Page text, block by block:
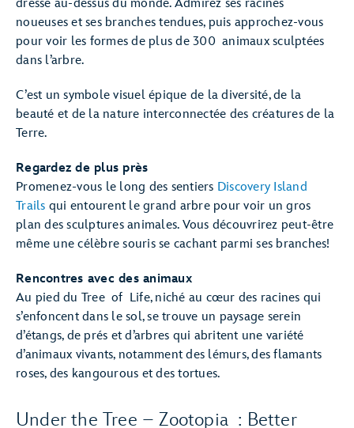
dresse au-dessus du monde. Admirez ses racines
noueuses et ses branches tendues, puis approchez-vous
pour voir les formes de plus de 300 animaux sculptées
dans l’arbre.
C’est un symbole visuel épique de la diversité, de la
beauté et de la nature interconnectée des créatures de la
Terre.
Regardez de plus près
Promenez-vous le long des sentiers Discovery Island
Trails qui entourent le grand arbre pour voir un gros
plan des sculptures animales. Vous découvrirez peut-être
même une célèbre souris se cachant parmi ses branches!
Rencontres avec des animaux
Au pied du Tree of Life, niché au cœur des racines qui
s’enfoncent dans le sol, se trouve un paysage serein
d’étangs, de prés et d’arbres qui abritent une variété
d’animaux vivants, notamment des lémurs, des flamants
roses, des kangourous et des tortues.
Under the Tree – Zootopia : Better